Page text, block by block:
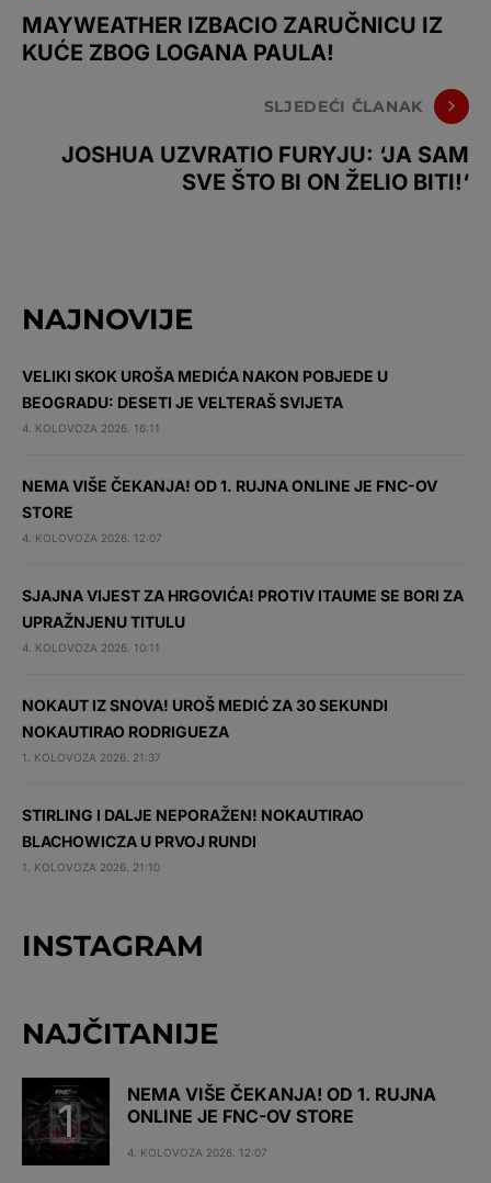
MAYWEATHER IZBACIO ZARUČNICU IZ
KUĆE ZBOG LOGANA PAULA!
SLJEDEĆI ČLANAK
JOSHUA UZVRATIO FURYJU: ‘JA SAM
SVE ŠTO BI ON ŽELIO BITI!‘
NAJNOVIJE
VELIKI SKOK UROŠA MEDIĆA NAKON POBJEDE U
BEOGRADU: DESETI JE VELTERAŠ SVIJETA
4. KOLOVOZA 2026. 16:11
NEMA VIŠE ČEKANJA! OD 1. RUJNA ONLINE JE FNC-OV
STORE
4. KOLOVOZA 2026. 12:07
SJAJNA VIJEST ZA HRGOVIĆA! PROTIV ITAUME SE BORI ZA
UPRAŽNJENU TITULU
4. KOLOVOZA 2026. 10:11
NOKAUT IZ SNOVA! UROŠ MEDIĆ ZA 30 SEKUNDI
NOKAUTIRAO RODRIGUEZA
1. KOLOVOZA 2026. 21:37
STIRLING I DALJE NEPORAŽEN! NOKAUTIRAO
BLACHOWICZA U PRVOJ RUNDI
1. KOLOVOZA 2026. 21:10
INSTAGRAM
NAJČITANIJE
NEMA VIŠE ČEKANJA! OD 1. RUJNA
ONLINE JE FNC-OV STORE
4. KOLOVOZA 2026. 12:07